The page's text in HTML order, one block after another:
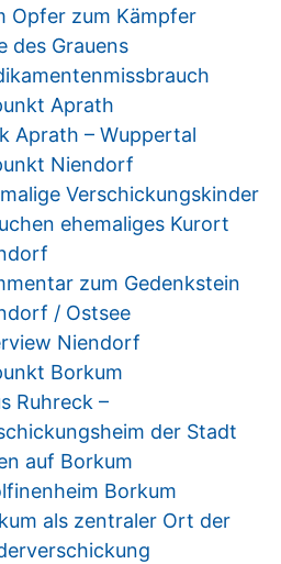
Opfer zum Kämpfer
des Grauens
Aprath
Aprath – Wuppertal
Niendorf
Verschickungskinder
ehemaliges Kurort
zum Gedenkstein
/ Ostsee
Niendorf
Borkum
Ruhreck –
der Stadt
auf Borkum
Borkum
als zentraler Ort der